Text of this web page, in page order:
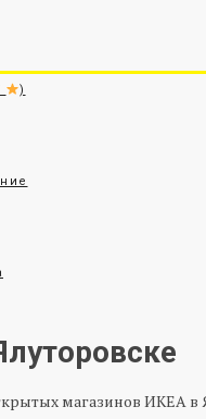
)
магазинов ИКЕА